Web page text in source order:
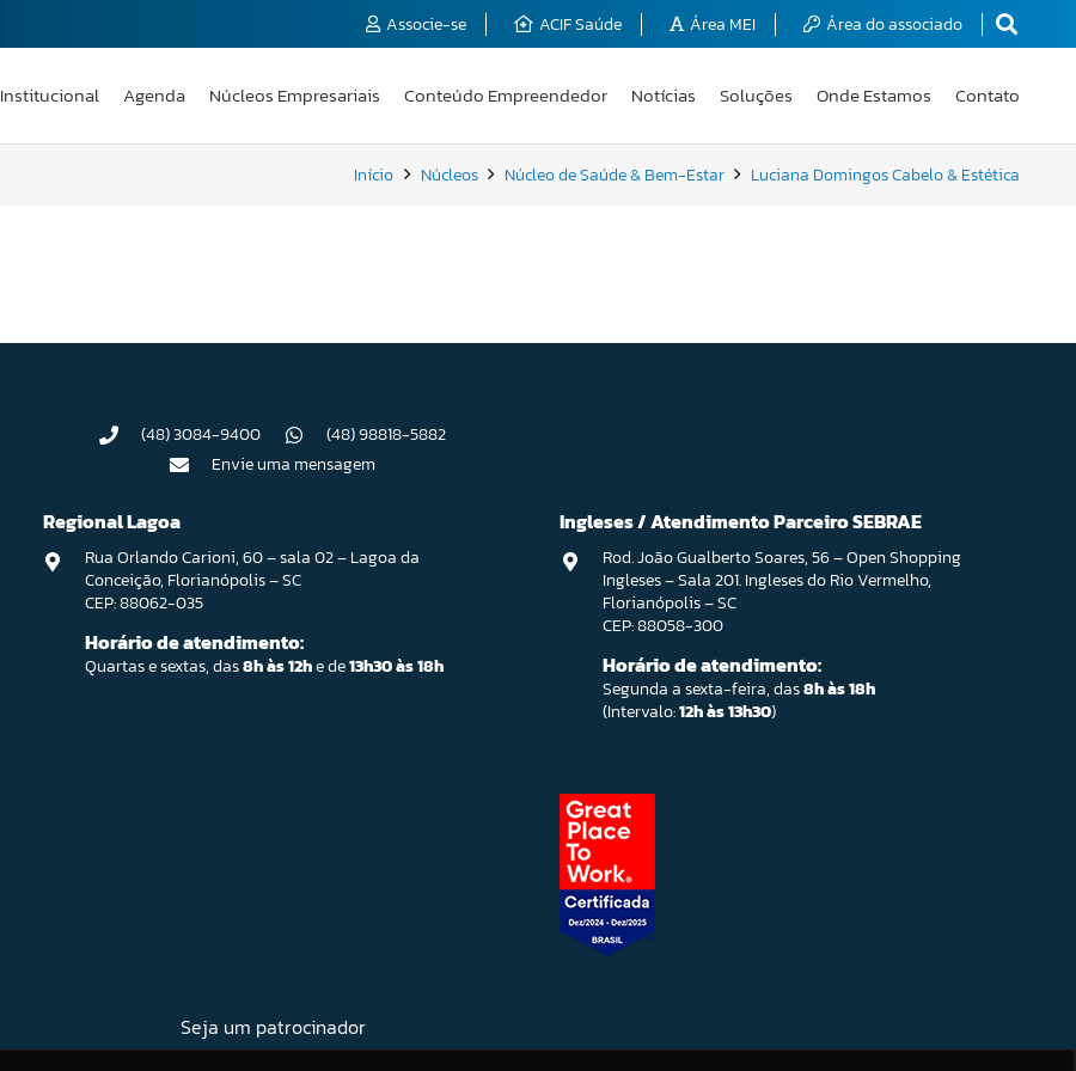
Associe-se ACIF Saúde Área MEI Área do associado
Institucional Agenda Núcleos Empresariais Conteúdo Empreendedor Notícias Soluções Onde Estamos Contato
Início Núcleos Núcleo de Saúde & Bem-Estar Luciana Domingos Cabelo & Estética
(48) 3084-9400
(48) 98818-5882
Envie uma mensagem
Regional Lagoa
Rua Orlando Carioni, 60 – sala 02 – Lagoa da
Conceição, Florianópolis – SC
CEP: 88062-035
Horário de atendimento:
Quartas e sextas, das8h às 12he de13h30 às 18h
Ingleses / Atendimento Parceiro SEBRAE
Rod. João Gualberto Soares, 56 – Open Shopping
Ingleses – Sala 201. Ingleses do Rio Vermelho,
Florianópolis – SC
CEP: 88058-300
Horário de atendimento:
Segunda a sexta-feira, das8h às 18h
(Intervalo:12h às 13h30)
Seja um patrocinador